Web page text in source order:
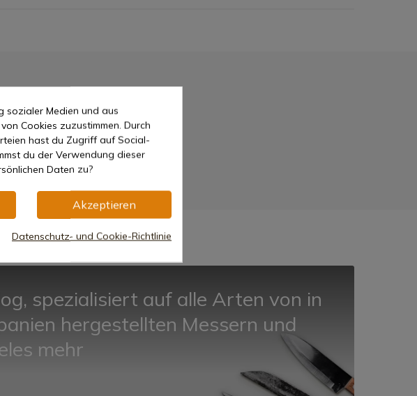
spezialisiert auf alle Arten von in
hergestellten Messern und
mehr
sozialer Medien und aus
Cookies zuzustimmen. Durch
hast du Zugriff auf Social-
du der Verwendung dieser
Daten zu?
Akzeptieren
Datenschutz- und Cookie-Richtlinie